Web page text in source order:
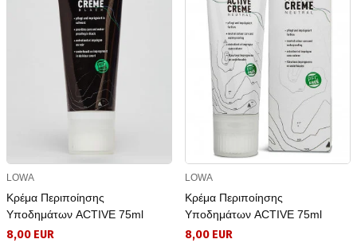
LOWA
Κρέμα Περιποίησης
Υποδημάτων ACTIVE 75ml
8,00 EUR
LOWA
Κρέμα Περιποίησης
Υποδημάτων ACTIVE 75ml
8,00 EUR